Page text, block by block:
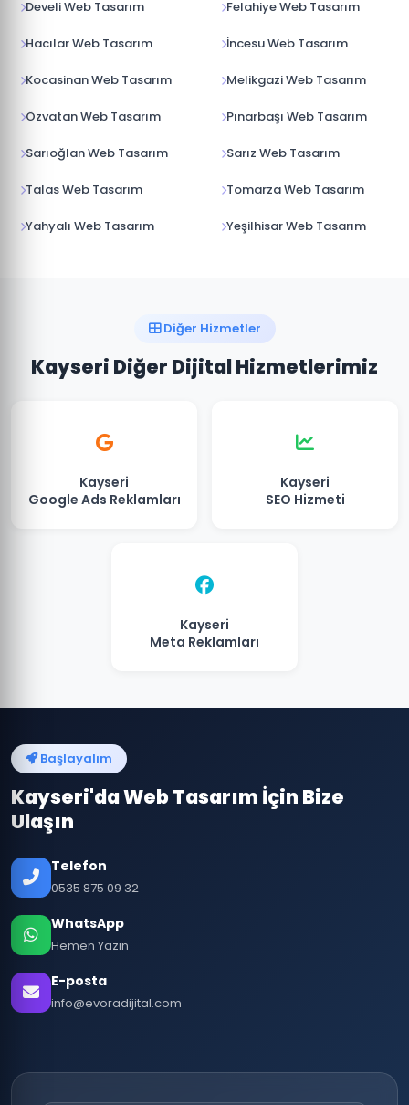
Develi Web Tasarım Felahiye Web Tasarım
Hacılar Web Tasarım İncesu Web Tasarım
Kocasinan Web Tasarım Melikgazi Web Tasarım
Özvatan Web Tasarım Pınarbaşı Web Tasarım
Sarıoğlan Web Tasarım Sarız Web Tasarım
Talas Web Tasarım Tomarza Web Tasarım
Yahyalı Web Tasarım Yeşilhisar Web Tasarım
Diğer Hizmetler
Kayseri Diğer Dijital Hizmetlerimiz
Kayseri
Google Ads Reklamları
Kayseri
SEO Hizmeti
Kayseri
Meta Reklamları
Başlayalım
Kayseri'da Web Tasarım İçin Bize
Ulaşın
Telefon
0535 875 09 32
WhatsApp
Hemen Yazın
E-posta
info@evoradijital.com